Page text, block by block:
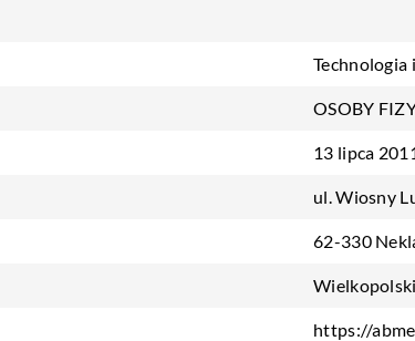
OSOBY
13 lipca
ul. Wiosny
62-330
https://